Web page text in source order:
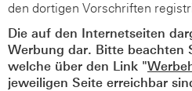
den dortigen Vorschriften
Die auf den Internetseiten
Werbung dar. Bitte beachten
welche über den Link "
jeweiligen Seite erreichbar